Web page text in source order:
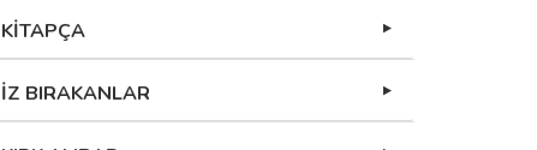
KİTAPÇA
İZ BIRAKANLAR